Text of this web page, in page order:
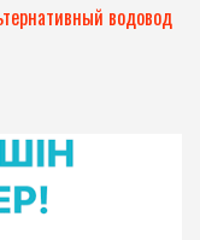
водовод